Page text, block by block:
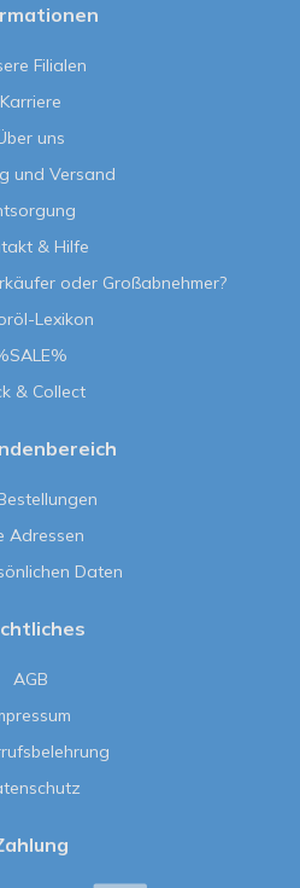
Filialen
Karriere
uns
und Versand
& Hilfe
oder Großabnehmer?
Lexikon
& Collect
Adressen
Daten
AGB